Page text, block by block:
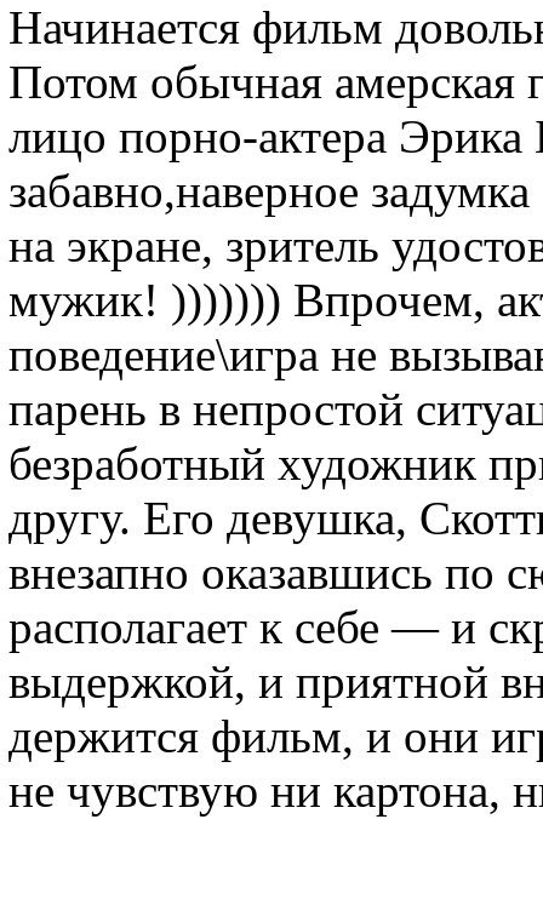
Начинается фильм
Потом обычная амерская
лицо порно-актера
забавно,наверное
на экране, зритель
мужик! ))))))) Впрочем,
поведение\игра не
парень в непростой
безработный художник
другу. Его девушка,
внезапно оказавшись по
располагает к себе — и
выдержкой, и приятной
держится фильм, и они
не чувствую ни картона,